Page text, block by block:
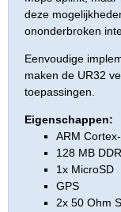
deze
ononderbroken
Eenvoudige
maken de UR32
toepassingen.
Eigenschappen:
ARM
128 MB
1x MicroSD
GPS
2x 50 Ohm